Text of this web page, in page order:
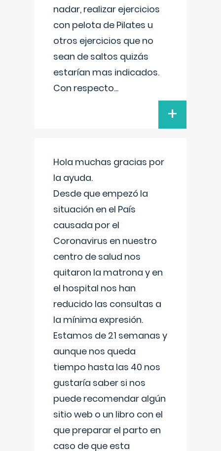
nadar, realizar ejercicios
con pelota de Pilates u
otros ejercicios que no
sean de saltos quizás
estarían mas indicados.
Con respecto...
+
Hola muchas gracias por
la ayuda.
Desde que empezó la
situación en el País
causada por el
Coronavirus en nuestro
centro de salud nos
quitaron la matrona y en
el hospital nos han
reducido las consultas a
la mínima expresión.
Estamos de 21 semanas y
aunque nos queda
tiempo hasta las 40 nos
gustaría saber si nos
puede recomendar algún
sitio web o un libro con el
que preparar el parto en
caso de que esta